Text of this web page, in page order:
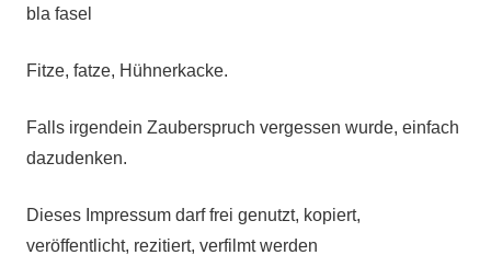
bla fasel
Fitze, fatze, Hühnerkacke.
Falls irgendein Zauberspruch vergessen wurde, einfach
dazudenken.
Dieses Impressum darf frei genutzt, kopiert,
veröffentlicht, rezitiert, verfilmt werden